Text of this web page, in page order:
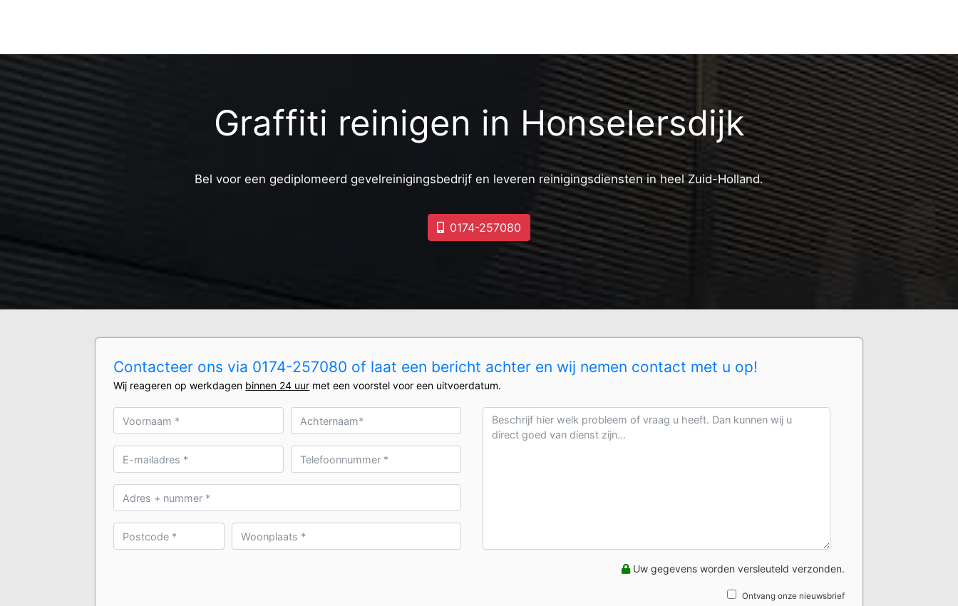
Graffiti reinigen in Honselersdijk
Bel voor een gediplomeerd gevelreinigingsbedrijf en leveren reinigingsdiensten in heel Zuid-Holland.
0174-257080
Contacteer ons via 0174-257080 of laat een bericht achter en wij nemen contact met u op!
Wij reageren op werkdagen binnen 24 uur met een voorstel voor een uitvoerdatum.
Uw gegevens worden versleuteld verzonden.
Ontvang onze nieuwsbrief